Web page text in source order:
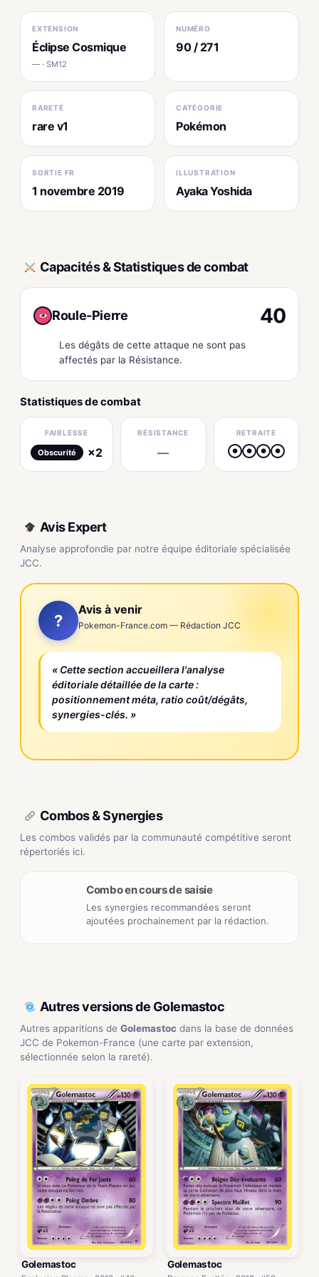
EXTENSION
Éclipse Cosmique
— · SM12
NUMÉRO
90 / 271
RARETÉ
rare v1
CATÉGORIE
Pokémon
SORTIE FR
1 novembre 2019
ILLUSTRATION
Ayaka Yoshida
Capacités & Statistiques de combat
Roule-Pierre 40
Les dégâts de cette attaque ne sont pas
affectés par la Résistance.
Statistiques de combat
FAIBLESSE
Obscurité ×2
RÉSISTANCE
—
RETRAITE
● ● ● ●
Avis Expert
Analyse approfondie par notre équipe éditoriale spécialisée
JCC.
?
Avis à venir
Pokemon-France.com — Rédaction JCC
« Cette section accueillera l'analyse
éditoriale détaillée de la carte :
positionnement méta, ratio coût/dégâts,
synergies-clés. »
Combos & Synergies
Les combos validés par la communauté compétitive seront
répertoriés ici.
Combo en cours de saisie
Les synergies recommandées seront
ajoutées prochainement par la rédaction.
Autres versions de Golemastoc
Autres apparitions de Golemastoc dans la base de données
JCC de Pokemon-France (une carte par extension,
sélectionnée selon la rareté).
Golemastoc Golemastoc